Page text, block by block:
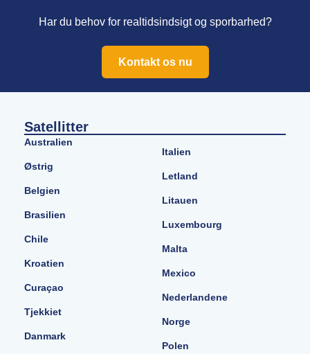
Har du behov for realtidsindsigt og sporbarhed?
Kontakt os nu
Satellitter
Australien
Østrig
Belgien
Brasilien
Chile
Kroatien
Curaçao
Tjekkiet
Danmark
Italien
Letland
Litauen
Luxembourg
Malta
Mexico
Nederlandene
Norge
Polen